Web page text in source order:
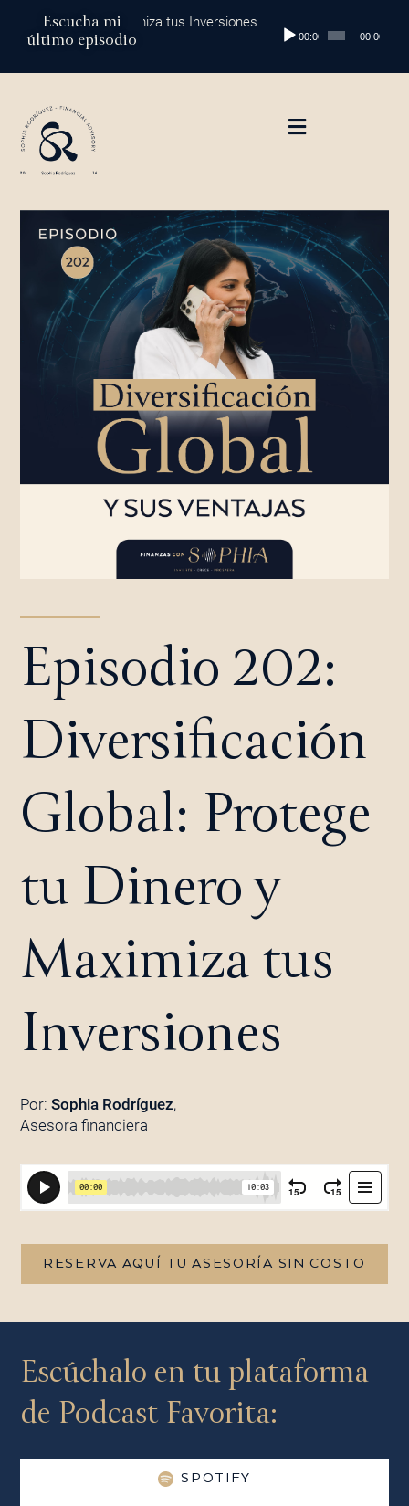
contenido
Escucha mi
último episodio
Dinero y Maximiza tus Inversiones Episodio 202: Diversificación
Reproductor
00:00 00:00
Episodio 202:
Diversificación
Global: Protege
tu Dinero y
Maximiza tus
Inversiones
Por: Sophia Rodríguez,
Asesora financiera
RESERVA AQUÍ TU ASESORÍA SIN COSTO
Escúchalo en tu plataforma
de Podcast Favorita:
SPOTIFY